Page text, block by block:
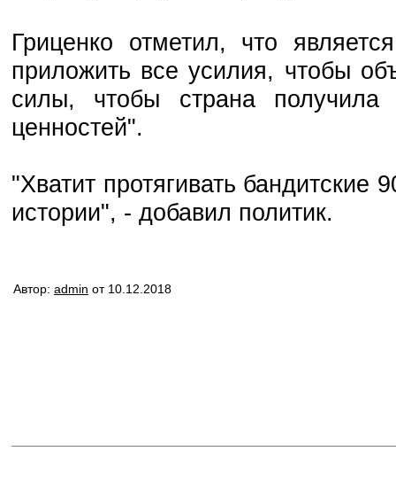
Гриценко отметил, что
приложить все усилия, чтобы
силы, чтобы страна
ценностей".
"Хватит протягивать бандитские
истории", - добавил политик.
Автор: admin от 10.12.2018